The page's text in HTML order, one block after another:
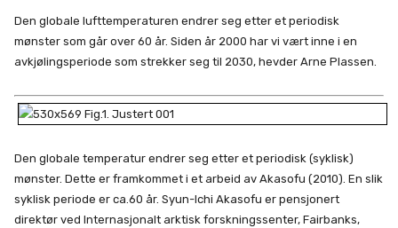
Den globale lufttemperaturen endrer seg etter et periodisk
mønster som går over 60 år. Siden år 2000 har vi vært inne i en
avkjølingsperiode som strekker seg til 2030, hevder Arne Plassen.
Den globale temperatur endrer seg etter et periodisk (syklisk)
mønster. Dette er framkommet i et arbeid av Akasofu (2010). En slik
syklisk periode er ca.60 år. Syun-Ichi Akasofu er pensjonert
direktør ved Internasjonalt arktisk forskningssenter, Fairbanks,